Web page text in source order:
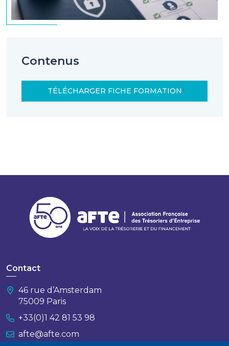
Contenus
TÉLÉCHARGER FICHE FORMATION
Contact
46 rue d’Amsterdam
75009 Paris
+33(0)1 42 81 53 98
afte@afte.com